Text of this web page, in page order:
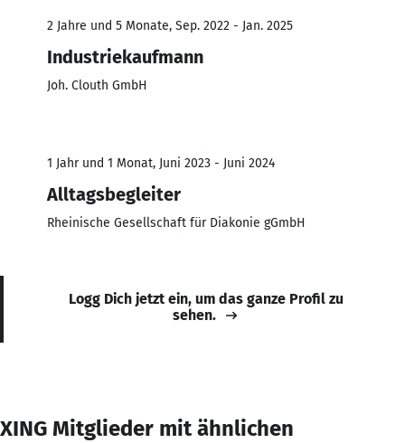
2 Jahre und 5 Monate, Sep. 2022 - Jan. 2025
Industriekaufmann
Joh. Clouth GmbH
1 Jahr und 1 Monat, Juni 2023 - Juni 2024
Alltagsbegleiter
Rheinische Gesellschaft für Diakonie gGmbH
Logg Dich jetzt ein, um das ganze Profil zu
sehen.
XING Mitglieder mit ähnlichen